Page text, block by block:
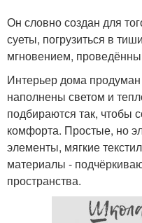
Он словно создан для
суеты, погрузиться в
мгновением,
Интерьер дома
наполнены светом и
подбираются так, чтобы
комфорта. Простые, но
элементы, мягкие
материалы -
пространства.